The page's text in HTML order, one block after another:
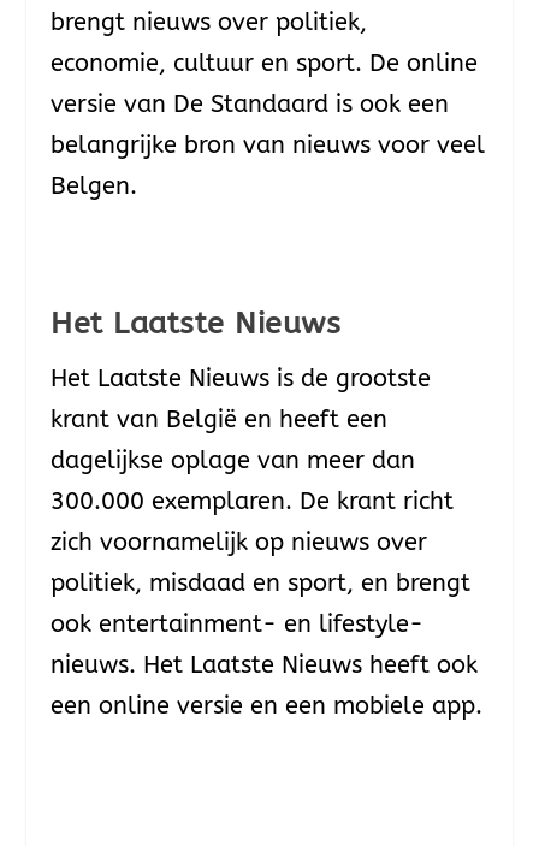
brengt nieuws over politiek,
economie, cultuur en sport. De online
versie van De Standaard is ook een
belangrijke bron van nieuws voor veel
Belgen.
Het Laatste Nieuws
Het Laatste Nieuws is de grootste
krant van België en heeft een
dagelijkse oplage van meer dan
300.000 exemplaren. De krant richt
zich voornamelijk op nieuws over
politiek, misdaad en sport, en brengt
ook entertainment- en lifestyle-
nieuws. Het Laatste Nieuws heeft ook
een online versie en een mobiele app.